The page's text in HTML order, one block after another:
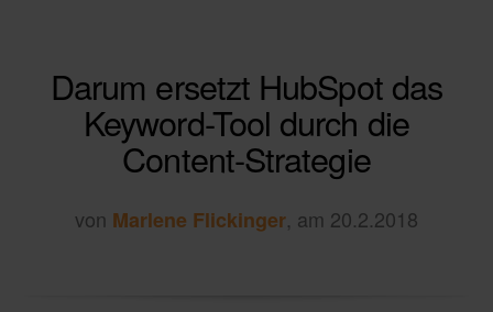
Darum ersetzt HubSpot das
Keyword-Tool durch die
Content-Strategie
von Marlene Flickinger, am 20.2.2018